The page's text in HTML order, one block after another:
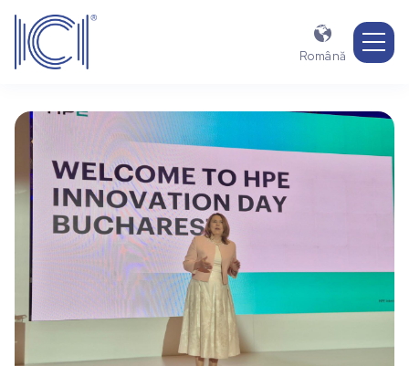

Română